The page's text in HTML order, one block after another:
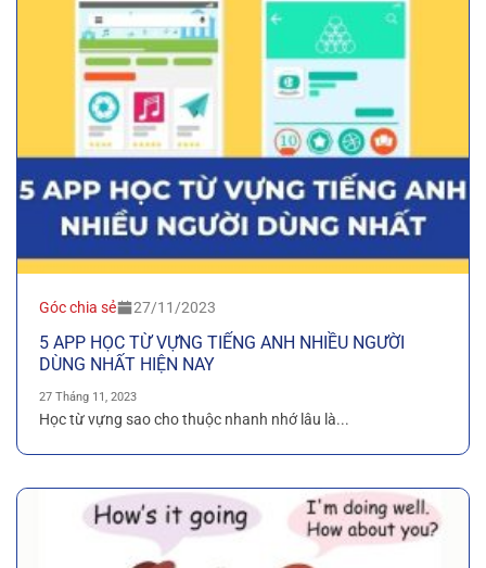
Góc chia sẻ 27/11/2023
5 APP HỌC TỪ VỰNG TIẾNG ANH NHIỀU NGƯỜI
DÙNG NHẤT HIỆN NAY
27 Tháng 11, 2023
Học từ vựng sao cho thuộc nhanh nhớ lâu là...